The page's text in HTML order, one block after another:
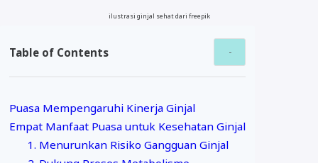
ilustrasi ginjal sehat dari freepik
Table of Contents
Puasa Mempengaruhi Kinerja Ginjal
Empat Manfaat Puasa untuk Kesehatan Ginjal
1. Menurunkan Risiko Gangguan Ginjal